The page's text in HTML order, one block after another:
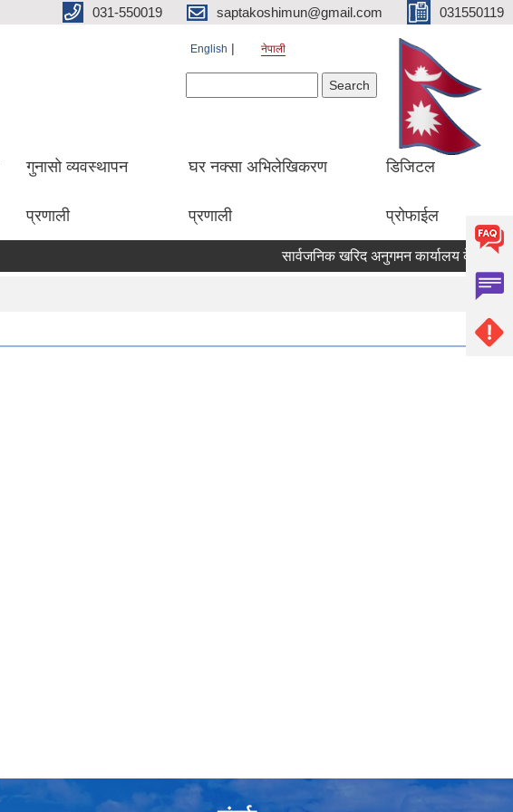
031-550019 saptakoshimun@gmail.com 031550119
English नेपाली
गुनासो व्यवस्थापन
प्रणाली
घर नक्सा अभिलेखिकरण
प्रणाली
डिजिटल
प्रोफाईल
सार्वजनिक खरिद अनुगमन कार्यालय केसरमहल